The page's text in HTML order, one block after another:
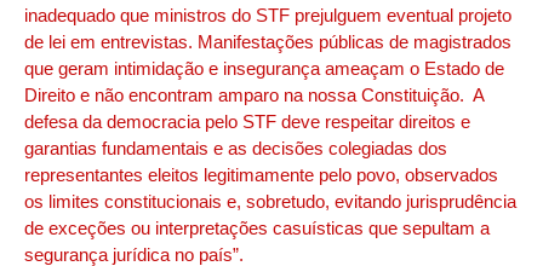
inadequado que ministros do STF prejulguem eventual projeto
de lei em entrevistas. Manifestações públicas de magistrados
que geram intimidação e insegurança ameaçam o Estado de
Direito e não encontram amparo na nossa Constituição. A
defesa da democracia pelo STF deve respeitar direitos e
garantias fundamentais e as decisões colegiadas dos
representantes eleitos legitimamente pelo povo, observados
os limites constitucionais e, sobretudo, evitando jurisprudência
de exceções ou interpretações casuísticas que sepultam a
segurança jurídica no país”.